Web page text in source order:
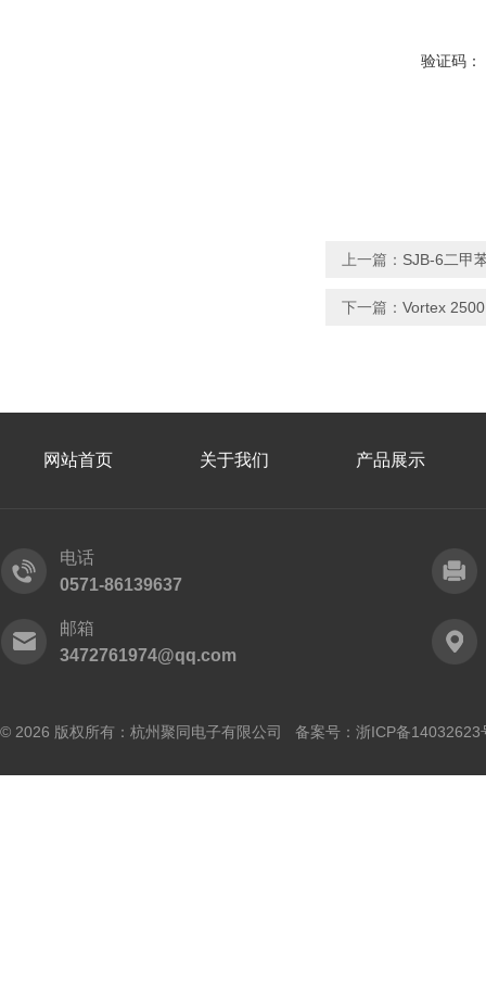
验证码：
上一篇： SJB-6二甲
下一篇： Vortex
网站首页 关于我们 产品展示
电话
0571-86139637
邮箱
3472761974@qq.com
© 2026 版权所有：杭州聚同电子有限公司 备案号： 浙ICP备14032623